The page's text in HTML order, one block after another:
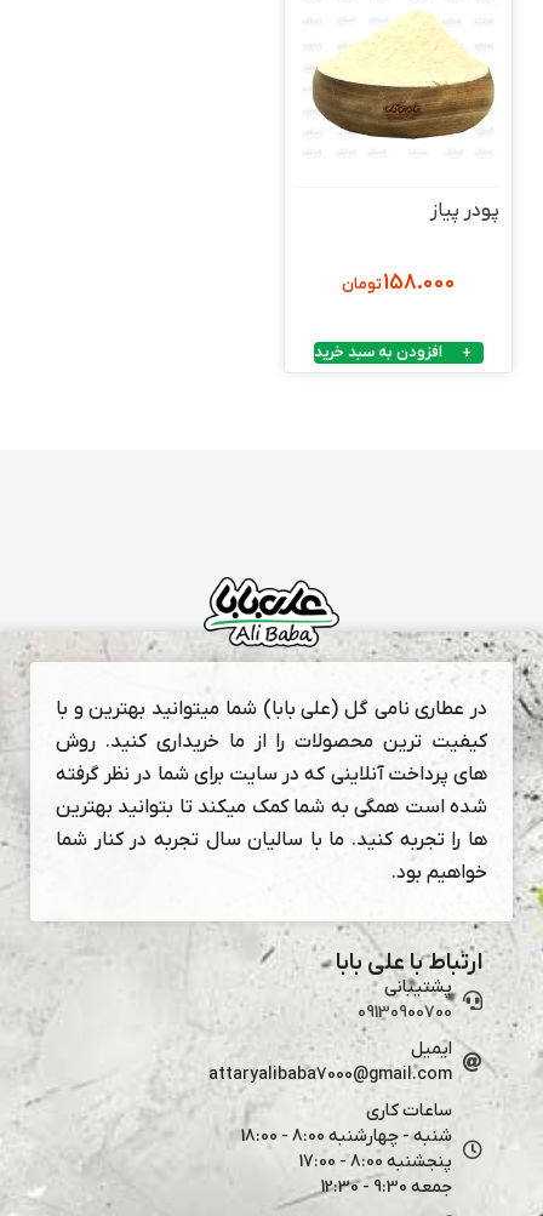
پودر پیاز
158.000تومان
افزودن به سبد خرید
در عطاری نامی گل (علی بابا) شما میتوانید بهترین و با
کیفیت ترین محصولات را از ما خریداری کنید. روش
های پرداخت آنلاینی که در سایت برای شما در نظر گرفته
شده است همگی به شما کمک میکند تا بتوانید بهترین
ها را تجربه کنید. ما با سالیان سال تجربه در کنار شما
خواهیم بود.
ارتباط با علی بابا
پشتیبانی
09130900700
ایمیل
attaryalibaba7000@gmail.com
ساعات کاری
شنبه - چهارشنبه 8:00 - 18:00
پنجشنبه 8:00 - 17:00
جمعه 9:30 - 12:30